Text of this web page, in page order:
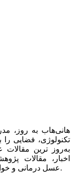
هانی‌هاب به روز،
تکنولوژی، فضایی
به‌روز ترین مقالات
اخبار، مقالات
عسل درمانی و خواص انواع عسل دسترسی خواهید داشت.